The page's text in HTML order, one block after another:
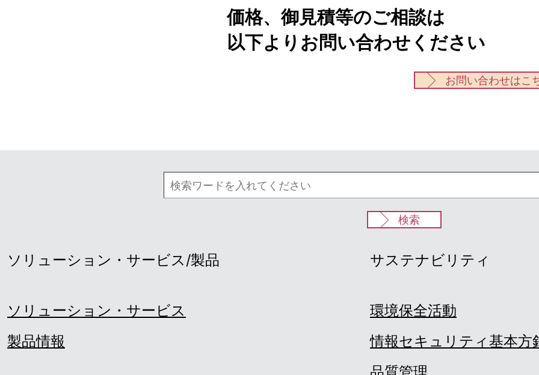
価格、御見積等のご相談は
以下よりお問い合わせください
お問い合わせはこ
検索
ソリューション・サービス/製品
ソリューション・サービス
製品情報
サステナビリティ
環境保全活動
情報セキュリティ基本方